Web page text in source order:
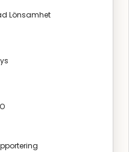
Lönsamhet